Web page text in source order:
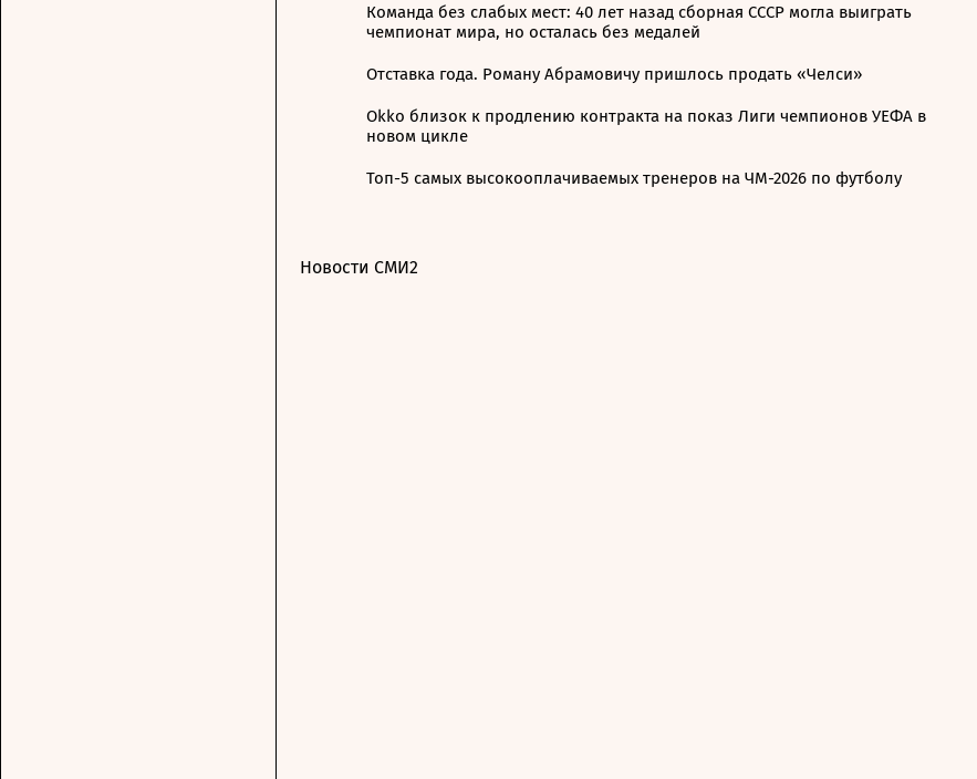
Команда без слабых мест: 40 лет назад сборная СССР могла выиграть
чемпионат мира, но осталась без медалей
Отставка года. Роману Абрамовичу пришлось продать «Челси»
Okko близок к продлению контракта на показ Лиги чемпионов УЕФА в
новом цикле
Топ-5 самых высокооплачиваемых тренеров на ЧМ-2026 по футболу
Новости СМИ2